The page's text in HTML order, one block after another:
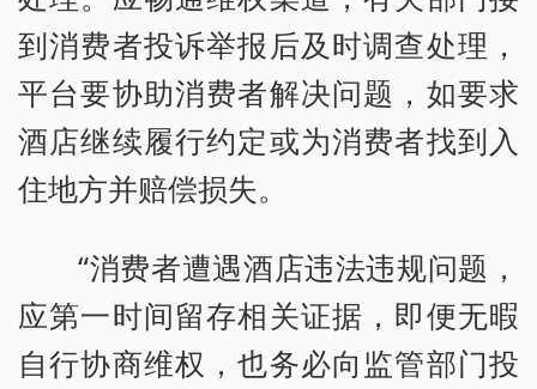
到消费者投诉举报后及时调查处理，
平台要协助消费者解决问题，如要求
酒店继续履行约定或为消费者找到入
住地方并赔偿损失。
“消费者遭遇酒店违法违规问题，
应第一时间留存相关证据，即便无暇
自行协商维权，也务必向监管部门投